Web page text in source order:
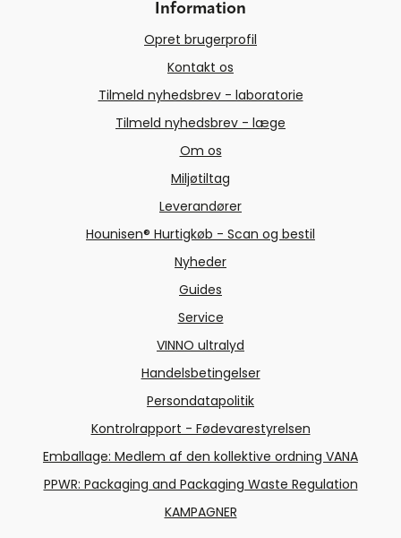
Information
Opret brugerprofil
Kontakt os
Tilmeld nyhedsbrev - laboratorie
Tilmeld nyhedsbrev - læge
Om os
Miljøtiltag
Leverandører
Hounisen® Hurtigkøb - Scan og bestil
Nyheder
Guides
Service
VINNO ultralyd
Handelsbetingelser
Persondatapolitik
Kontrolrapport - Fødevarestyrelsen
Emballage: Medlem af den kollektive ordning VANA
PPWR: Packaging and Packaging Waste Regulation
KAMPAGNER